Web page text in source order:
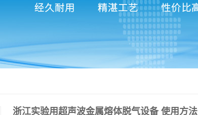
浙江实验用超声波金属熔体脱气设备 使用方法